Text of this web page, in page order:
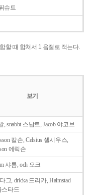
슈트
할 때 합쳐서 1 음절로 적는다.
보기
, snabbt 스납트, Jacob 야코브
칼손, Celsius 셀시우스,
에릭손
샤름, och 오크
그, dricka 드리카, Halmstad
스타드